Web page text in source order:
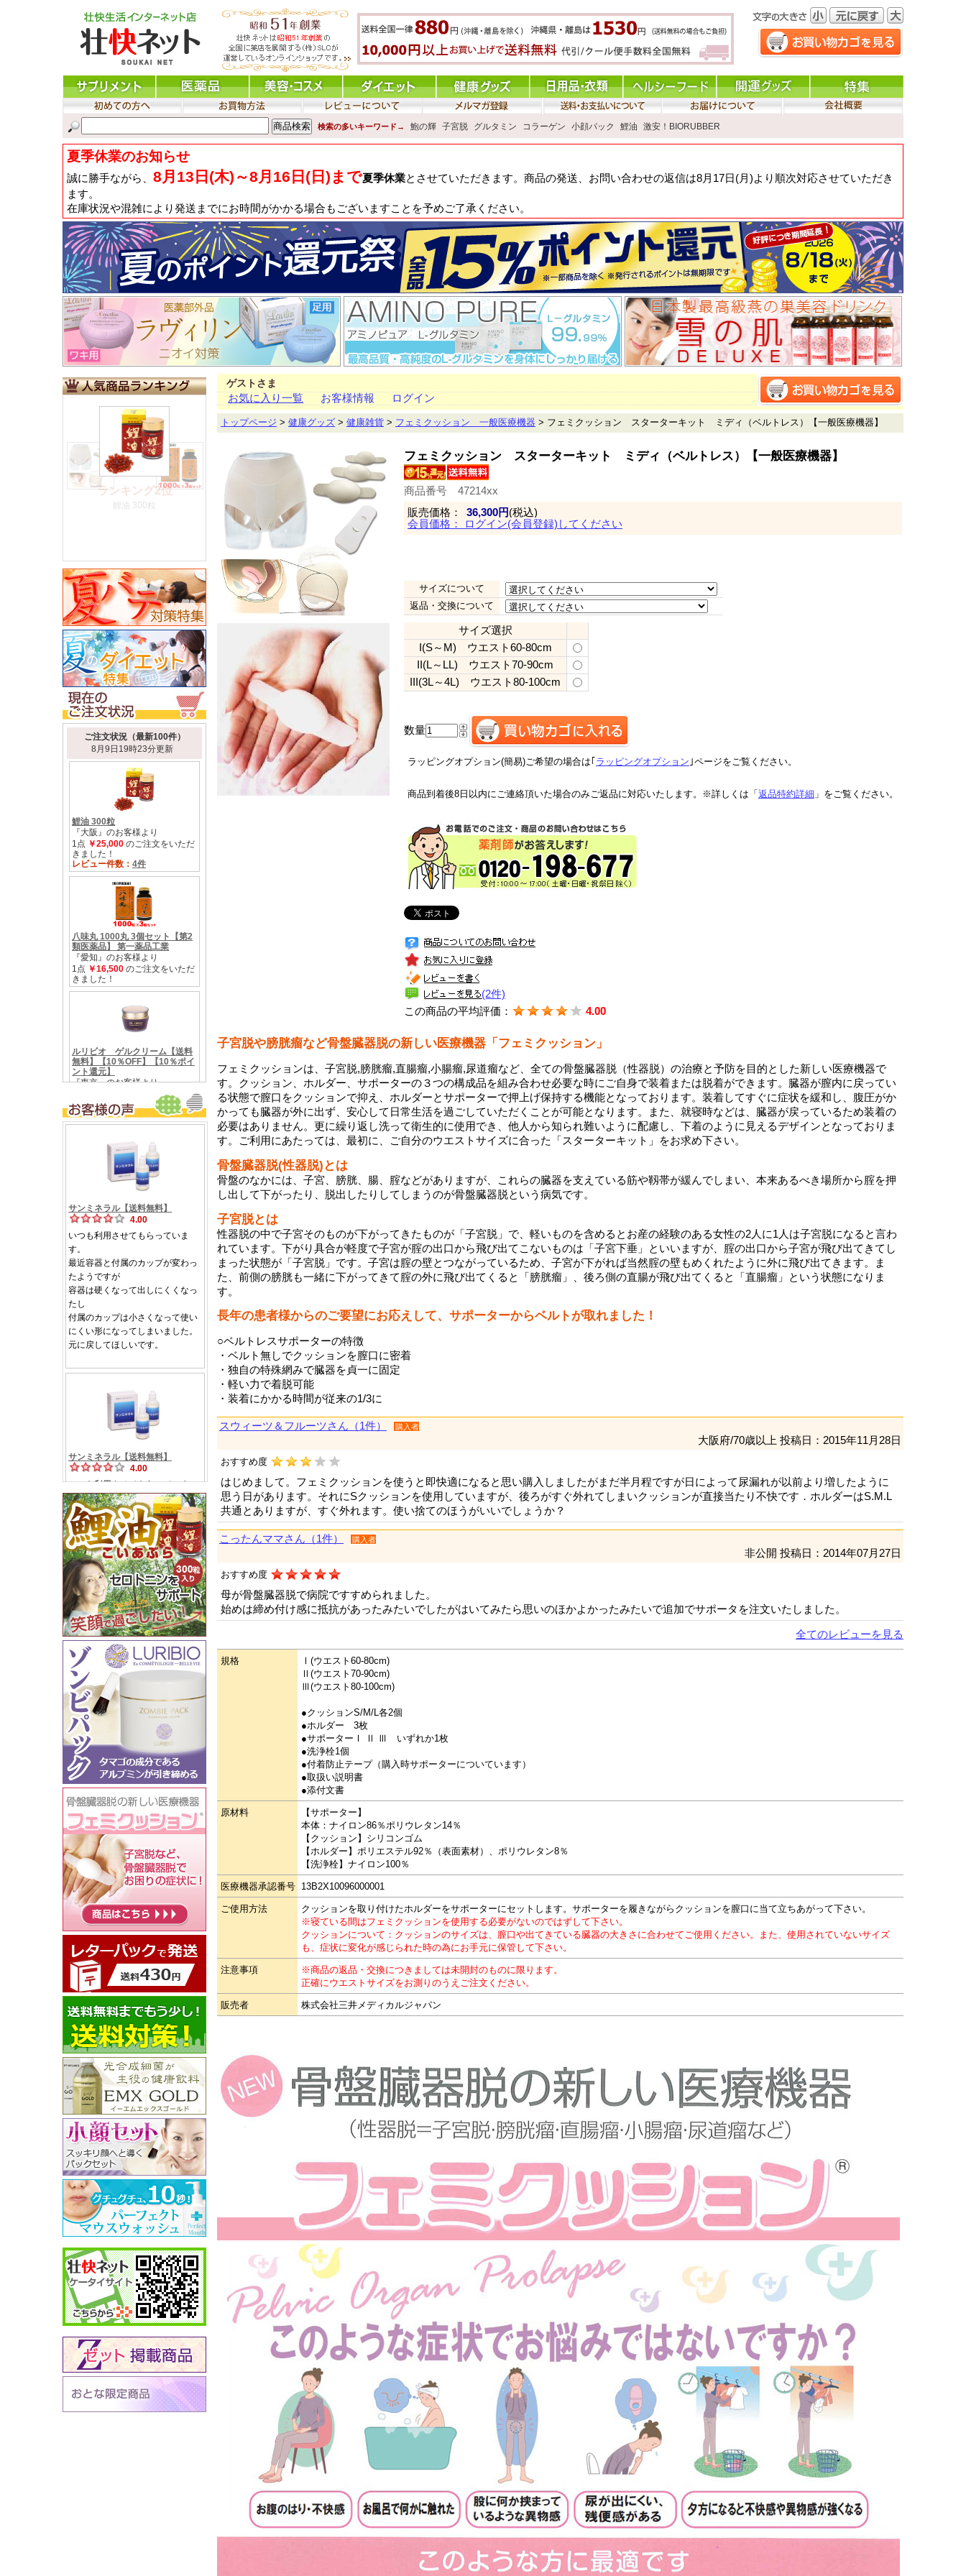
検索の多いキーワード→ 鮑の輝 子宮脱 グルタミン コラーゲン 小顔パック 鯉油 激安！BIORUBBER
夏季休業のお知らせ
誠に勝手ながら、 8月13日(木)～8月16日(日)まで夏季休業とさせていただきます。商品の発送、お問い合わせの返信は8月17日(月)より順次対応させていただき
ます。
在庫状況や混雑により発送までにお時間がかかる場合もございますことを予めご了承ください。
ゲストさま
お気に入り一覧
お客様情報 ログイン
トップページ > 健康グッズ > 健康雑貨 > フェミクッション 一般医療機器 > フェミクッション スターターキット ミディ（ベルトレス）【一般医療機器】
フェミクッション スターターキット ミディ（ベルトレス）【一般医療機器】
商品番号 47214xx
販売価格：
36,300円(税込)
◆会員の方には 【 5,173 】ポイント進呈
会員価格： ログイン(会員登録)してください
サイズについて
返品・交換について
サイズ選択
I(S～M) ウエスト60-80cm
II(L～LL) ウエスト70-90cm
III(3L～4L) ウエスト80-100cm
数量
ラッピングオプション(簡易)ご希望の場合は｢ ラッピングオプション ｣ページをご覧ください。
商品到着後8日以内にご連絡頂いた場合のみご返品に対応いたします。※詳しくは「 返品特約詳細 」をご覧ください。
(2件)
この商品の平均評価：
4.00
子宮脱や膀胱瘤など骨盤臓器脱の新しい医療機器「フェミクッション」
フェミクッションは、子宮脱,膀胱瘤,直腸瘤,小腸瘤,尿道瘤など、全ての骨盤臓器脱（性器脱）の治療と予防を目的とした新しい医療機器で
す。クッション、ホルダー、サポーターの３つの構成品を組み合わせ必要な時にご自身で装着または脱着ができます。臓器が膣内に戻ってい
る状態で膣口をクッションで抑え、ホルダーとサポーターで押上げ保持する機能となっております。装着してすぐに症状を緩和し、腹圧がか
かっても臓器が外に出ず、安心して日常生活を過ごしていただくことが可能となります。また、就寝時などは、臓器が戻っているため装着の
必要はありません。更に繰り返し洗って衛生的に使用でき、他人から知られ難いように配慮し、下着のように見えるデザインとなっておりま
す。ご利用にあたっては、最初に、ご自分のウエストサイズに合った「スターターキット」をお求め下さい。
骨盤臓器脱(性器脱)とは
骨盤のなかには、子宮、膀胱、腸、腟などがありますが、これらの臓器を支えている筋や靱帯が緩んでしまい、本来あるべき場所から腟を押
し出して下がったり、脱出したりしてしまうのが骨盤臓器脱という病気です。
子宮脱とは
性器脱の中で子宮そのものが下がってきたものが「子宮脱」で、軽いものを含めるとお産の経験のある女性の2人に1人は子宮脱になると言わ
れています。下がり具合が軽度で子宮が腟の出口から飛び出てこないものは「子宮下垂」といいますが、腟の出口から子宮が飛び出てきてし
まった状態が「子宮脱」です。子宮は腟の壁とつながっているため、子宮が下がれば当然腟の壁もめくれたように外に飛び出てきます。ま
た、前側の膀胱も一緒に下がってきて腟の外に飛び出てくると「膀胱瘤」、後ろ側の直腸が飛び出てくると「直腸瘤」という状態になりま
す。
長年の患者様からのご要望にお応えして、サポーターからベルトが取れました！
○ベルトレスサポーターの特徴
・ベルト無しでクッションを膣口に密着
・独自の特殊網みで臓器を貞一に固定
・軽い力で着脱可能
・装着にかかる時間が従来の1/3に
スウィーツ＆フルーツさん（1件） 購入者
大阪府/70歳以上 投稿日：2015年11月28日
おすすめ度
はじめまして。フェミクッションを使うと即快適になると思い購入しましたがまだ半月程ですが日によって尿漏れが以前より増したように
思う日があります。それにSクッションを使用していますが、後ろがすぐ外れてしまいクッションが直接当たり不快です．ホルダーはS.M.L
共通とありますが、すぐ外れます。使い捨てのほうがいいでしょうか？
こったんママさん（1件） 購入者
非公開 投稿日：2014年07月27日
おすすめ度
母が骨盤臓器脱で病院ですすめられました。
始めは締め付け感に抵抗があったみたいでしたがはいてみたら思いのほかよかったみたいで追加でサポータを注文いたしました。
全てのレビューを見る
規格
Ⅰ(ウエスト60-80cm)
Ⅱ(ウエスト70-90cm)
Ⅲ(ウエスト80-100cm)
●クッションS/M/L各2個
●ホルダー 3枚
●サポーターⅠ Ⅱ Ⅲ いずれか1枚
●洗浄栓1個
●付着防止テープ（購入時サポーターについています）
●取扱い説明書
●添付文書
原材料
【サポーター】
本体：ナイロン86％ポリウレタン14％
【クッション】シリコンゴム
【ホルダー】ポリエステル92％（表面素材）、ポリウレタン8％
【洗浄栓】ナイロン100％
医療機器承認番号 13B2X10096000001
ご使用方法
クッションを取り付けたホルダーをサポーターにセットします。サポーターを履きながらクッションを膣口に当て立ちあがって下さい。
※寝ている間はフェミクッションを使用する必要がないのではずして下さい。
クッションについて：クッションのサイズは、膣口や出てきている臓器の大きさに合わせてご使用ください。また、使用されていないサイズ
も、症状に変化が感じられた時の為にお手元に保管して下さい。
注意事項
※商品の返品・交換につきましては未開封のものに限ります。
正確にウエストサイズをお測りのうえご注文ください。
販売者 株式会社三井メディカルジャパン